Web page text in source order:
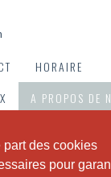
des cookies
pour
des cookies
pour
HORAIRE
A PROPOS DE
klassisches Pilates